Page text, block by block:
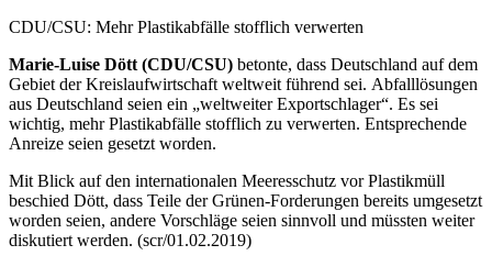
CDU/CSU: Mehr Plastikabfälle stofflich verwerten
Marie-Luise Dött (CDU/CSU) betonte, dass Deutschland auf dem
Gebiet der Kreislaufwirtschaft weltweit führend sei. Abfalllösungen
aus Deutschland seien ein „weltweiter Exportschlager“. Es sei
wichtig, mehr Plastikabfälle stofflich zu verwerten. Entsprechende
Anreize seien gesetzt worden.
Mit Blick auf den internationalen Meeresschutz vor Plastikmüll
beschied Dött, dass Teile der Grünen-Forderungen bereits umgesetzt
worden seien, andere Vorschläge seien sinnvoll und müssten weiter
diskutiert werden. (scr/01.02.2019)